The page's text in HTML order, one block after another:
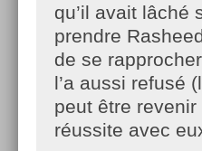
qu’il avait lâché
prendre
de se
l’a aussi refusé
peut être
réussite avec